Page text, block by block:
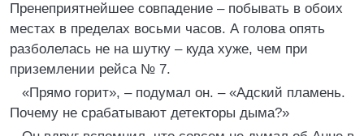
Пренеприятнейшее совпадение – побывать в обоих
местах в пределах восьми часов. А голова опять
разболелась не на шутку – куда хуже, чем при
приземлении рейса № 7.
«Прямо горит», – подумал он. – «Адский пламень.
Почему не срабатывают детекторы дыма?»